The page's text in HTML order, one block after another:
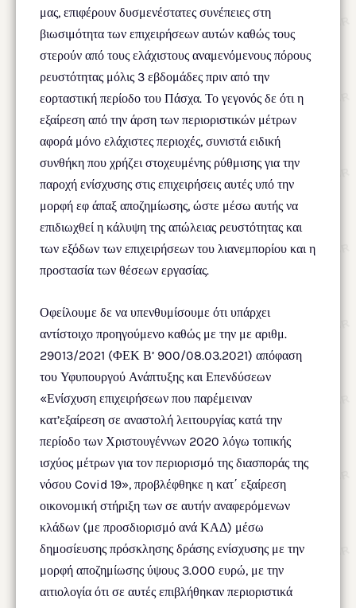
μας, επιφέρουν δυσμενέστατες συνέπειες στη
βιωσιμότητα των επιχειρήσεων αυτών καθώς τους
στερούν από τους ελάχιστους αναμενόμενους πόρους
ρευστότητας μόλις 3 εβδομάδες πριν από την
εορταστική περίοδο του Πάσχα. Το γεγονός δε ότι η
εξαίρεση από την άρση των περιοριστικών μέτρων
αφορά μόνο ελάχιστες περιοχές, συνιστά ειδική
συνθήκη που χρήζει στοχευμένης ρύθμισης για την
παροχή ενίσχυσης στις επιχειρήσεις αυτές υπό την
μορφή εφ άπαξ αποζημίωσης, ώστε μέσω αυτής να
επιδιωχθεί η κάλυψη της απώλειας ρευστότητας και
των εξόδων των επιχειρήσεων του λιανεμπορίου και η
προστασία των θέσεων εργασίας.
Οφείλουμε δε να υπενθυμίσουμε ότι υπάρχει
αντίστοιχο προηγούμενο καθώς με την με αριθμ.
29013/2021 (ΦΕΚ Β’ 900/08.03.2021) απόφαση
του Υφυπουργού Ανάπτυξης και Επενδύσεων
«Ενίσχυση επιχειρήσεων που παρέμειναν
κατ’εξαίρεση σε αναστολή λειτουργίας κατά την
περίοδο των Χριστουγέννων 2020 λόγω τοπικής
ισχύος μέτρων για τον περιορισμό της διασποράς της
νόσου Covid 19», προβλέφθηκε η κατ΄ εξαίρεση
οικονομική στήριξη των σε αυτήν αναφερόμενων
κλάδων (με προσδιορισμό ανά ΚΑΔ) μέσω
δημοσίευσης πρόσκλησης δράσης ενίσχυσης με την
μορφή αποζημίωσης ύψους 3.000 ευρώ, με την
αιτιολογία ότι σε αυτές επιβλήθηκαν περιοριστικά